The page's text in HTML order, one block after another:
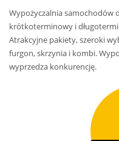
Wypożyczalnia samochodów
krótkoterminowy i
Atrakcyjne pakiety, szeroki
furgon, skrzynia i kombi.
wyprzedza konkurencję.